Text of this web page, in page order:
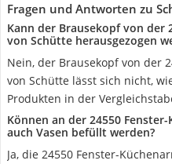
Fragen und Antworten zu
Kann der Brausekopf von der
von Schütte herausgezogen
Nein, der Brausekopf von der
von Schütte lässt sich nicht,
Produkten in der
Können an der 24550
auch Vasen befüllt werden?
Ja, die 24550 Fenster-